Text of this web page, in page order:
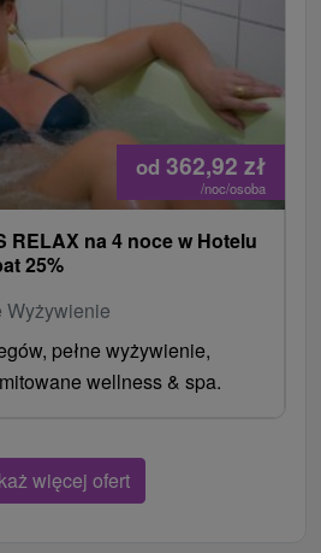
od 362,92 zł
/noc/osoba
RELAX na 4 noce w Hotelu
25%
Wyżywienie
pełne wyżywienie,
wellness & spa.
więcej ofert